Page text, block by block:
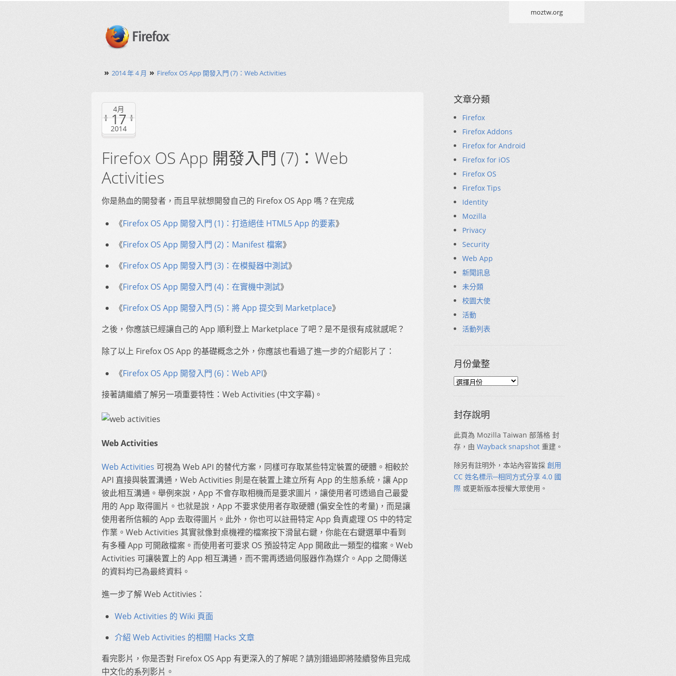
moztw.org
» 2014 年 4 月 » Firefox OS App 開發入門 (7)：Web Activities
4月
17
2014
Firefox OS App 開發入門 (7)：Web
Activities
你是熱血的開發者，而且早就想開發自己的 Firefox OS App 嗎？在完成
《Firefox OS App 開發入門 (1)：打造絕佳 HTML5 App 的要素》
《Firefox OS App 開發入門 (2)：Manifest 檔案》
《Firefox OS App 開發入門 (3)：在模擬器中測試》
《Firefox OS App 開發入門 (4)：在實機中測試》
《Firefox OS App 開發入門 (5)：將 App 提交到 Marketplace》
之後，你應該已經讓自己的 App 順利登上 Marketplace 了吧？是不是很有成就感呢？
除了以上 Firefox OS App 的基礎概念之外，你應該也看過了進一步的介紹影片了：
《Firefox OS App 開發入門 (6)：Web API》
接著請繼續了解另一項重要特性：Web Activities (中文字幕)。
Web Activities
Web Activities 可視為 Web API 的替代方案，同樣可存取某些特定裝置的硬體。相較於
API 直接與裝置溝通，Web Activities 則是在裝置上建立所有 App 的生態系統，讓 App
彼此相互溝通。舉例來說，App 不會存取相機而是要求圖片，讓使用者可透過自己最愛
用的 App 取得圖片。也就是說，App 不要求使用者存取硬體 (偏安全性的考量)，而是讓
使用者所信賴的 App 去取得圖片。此外，你也可以註冊特定 App 負責處理 OS 中的特定
作業。Web Activities 其實就像對桌機裡的檔案按下滑鼠右鍵，你能在右鍵選單中看到
有多種 App 可開啟檔案。而使用者可要求 OS 預設特定 App 開啟此一類型的檔案。Web
Activities 可讓裝置上的 App 相互溝通，而不需再透過伺服器作為媒介。App 之間傳送
的資料均已為最終資料。
進一步了解 Web Actitivies：
Web Activities 的 Wiki 頁面
介紹 Web Activities 的相關 Hacks 文章
看完影片，你是否對 Firefox OS App 有更深入的了解呢？請別錯過即將陸續發佈且完成
中文化的系列影片。
文章分類
Firefox
Firefox Addons
Firefox for Android
Firefox for iOS
Firefox OS
Firefox Tips
Identity
Mozilla
Privacy
Security
Web App
新聞訊息
未分類
校園大使
活動
活動列表
月份彙整
封存說明
此頁為 Mozilla Taiwan 部落格 封
存，由 Wayback snapshot 重建。
除另有註明外，本站內容皆採 創用
CC 姓名標示─相同方式分享 4.0 國
際 或更新版本授權大眾使用。